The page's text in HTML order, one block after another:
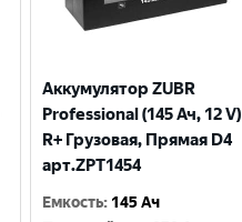
Аккумулятор ZUBR
Professional (145 Ач, 12 V)
R+ Грузовая, Прямая D4
арт.ZPT1454
Емкость: 145 Ач